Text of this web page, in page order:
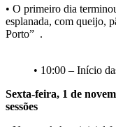
• O primeiro dia
esplanada, com queijo,
Porto” .
• 10:00 – Início
Sexta-feira, 1 de
sessões